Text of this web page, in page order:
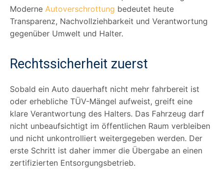
Moderne Autoverschrottung bedeutet heute
Transparenz, Nachvollziehbarkeit und Verantwortung
gegenüber Umwelt und Halter.
Rechtssicherheit zuerst
Sobald ein Auto dauerhaft nicht mehr fahrbereit ist
oder erhebliche TÜV-Mängel aufweist, greift eine
klare Verantwortung des Halters. Das Fahrzeug darf
nicht unbeaufsichtigt im öffentlichen Raum verbleiben
und nicht unkontrolliert weitergegeben werden. Der
erste Schritt ist daher immer die Übergabe an einen
zertifizierten Entsorgungsbetrieb.